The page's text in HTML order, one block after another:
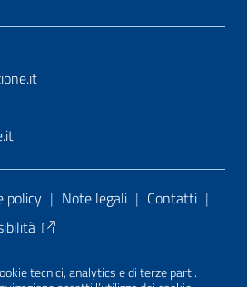
tecnici, analytics e di terze parti.
policy | Note legali | Contatti |